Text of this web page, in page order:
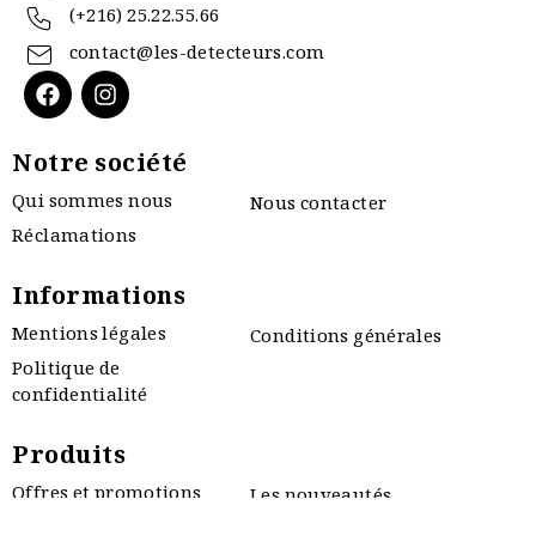
(+216) 25.22.55.66
contact@les-detecteurs.com
Notre société
Qui sommes nous
Nous contacter
Réclamations
Informations
Mentions légales
Conditions générales
Politique de
confidentialité
Produits
Offres et promotions
Les nouveautés